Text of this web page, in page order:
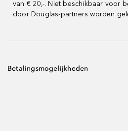
van € 20,-. Niet beschikbaar voor
door Douglas-partners worden
Betalingsmogelijkheden